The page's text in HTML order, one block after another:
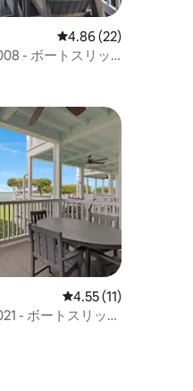
均評価
レビュー22件、5つ星
4.86 (22)
- ボートスリッ
均評価 レビュー11件、5つ
4.55 (11)
- ボートスリップ